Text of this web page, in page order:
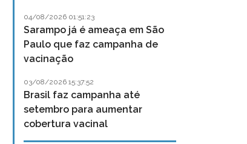
04/08/2026 01:51:23
Sarampo já é ameaça em São
Paulo que faz campanha de
vacinação
03/08/2026 15:37:52
Brasil faz campanha até
setembro para aumentar
cobertura vacinal